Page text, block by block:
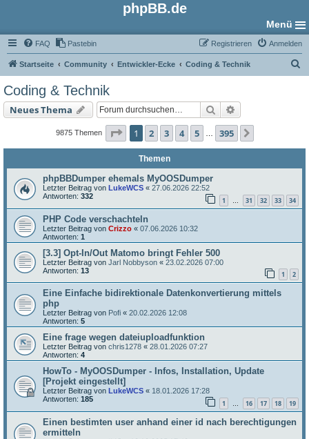
phpBB.de
Menü
FAQ Pastebin Anmelden
Registrieren
Startseite Community Entwickler-Ecke Coding & Technik
Coding & Technik
Neues Thema Suche
9875 Themen Seite 1von 395
1 2 3 4 5 395
Themen
phpBBDumper ehemals MyOOSDumper
Letzter Beitrag von LukeWCS « 27.06.2026 22:52
Antworten: 332 1 … 31 32 33 34
PHP Code verschachteln
Letzter Beitrag von Crizzo « 07.06.2026 10:32
Antworten: 1
[3.3] Opt-In/Out Matomo bringt Fehler 500
Letzter Beitrag von Jarl Nobbyson « 23.02.2026 07:00
Antworten: 13 1 2
Eine Einfache bidirektionale Datenkonvertierung mittels
php
Letzter Beitrag von Pofi « 20.02.2026 12:08
Antworten: 5
Eine frage wegen dateiuploadfunktion
Letzter Beitrag von chris1278 « 28.01.2026 07:27
Antworten: 4
HowTo - MyOOSDumper - Infos, Installation, Update
[Projekt eingestellt]
Letzter Beitrag von LukeWCS « 18.01.2026 17:28
Antworten: 185 1 … 16 17 18 19
Einen bestimten user anhand einer id nach berechtigungen
ermitteln